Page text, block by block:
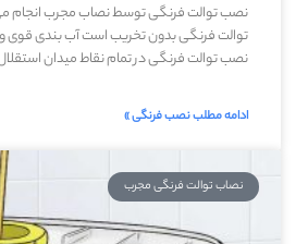
نصب توالت فرنگی توسط نصاب مجرب
توالت فرنگی بدون تخریب است آب بندی قوی
نصب توالت فرنگی در تمام نقاط میدان
ادامه مطلب نصب فرنگی »
نصاب توالت فرنگی مجرب